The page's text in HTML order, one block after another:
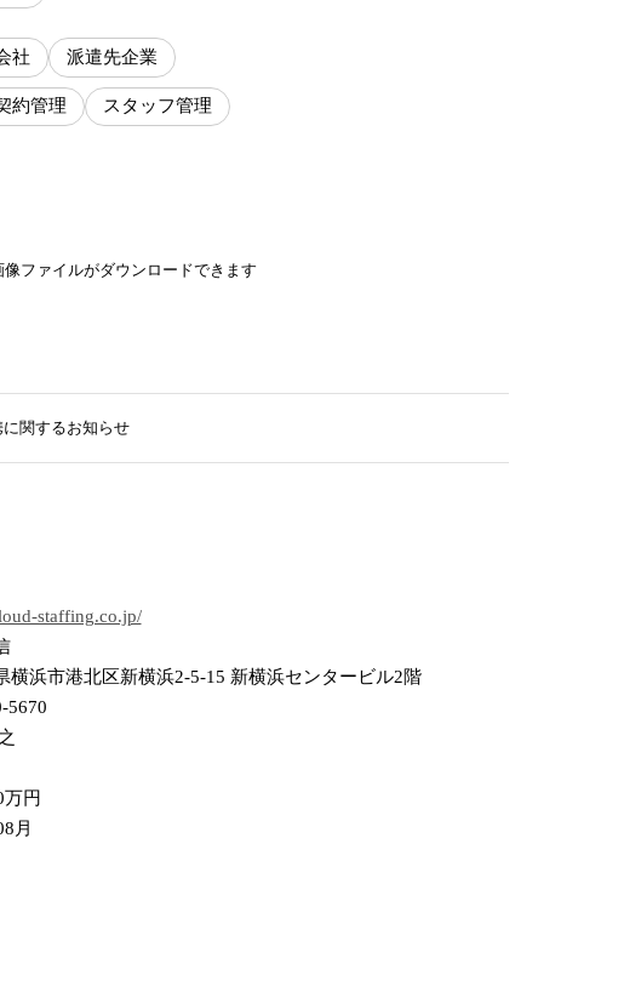
社 派遣先企業
約管理 スタッフ管理
ファイルがダウンロードできます
関するお知らせ
staffing.co.jp/
横浜市港北区新横浜2-5-15 新横浜センタービル2階
5670
万円
月